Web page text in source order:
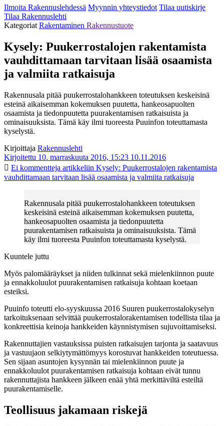
Ilmoita Rakennuslehdessä Myynnin yhteystiedot Tilaa uutiskirje
Tilaa Rakennuslehti
Kategoriat Rakentaminen Rakennustuote
Kysely: Puukerrostalojen rakentamista
vauhdittamaan tarvitaan lisää osaamista
ja valmiita ratkaisuja
Rakennusala pitää puukerrostalohankkeen toteutuksen keskeisinä
esteinä aikaisemman kokemuksen puutetta, hankeosapuolten
osaamista ja tiedonpuutetta puurakentamisen ratkaisuista ja
ominaisuuksista. Tämä käy ilmi tuoreesta Puuinfon toteuttamasta
kyselystä.
Kirjoittaja Rakennuslehti
Kirjoitettu 10. marraskuuta 2016, 15:23 10.11.2016
Ei kommentteja artikkeliin Kysely: Puukerrostalojen rakentamista
vauhdittamaan tarvitaan lisää osaamista ja valmiita ratkaisuja
Rakennusala pitää puukerrostalohankkeen toteutuksen
keskeisinä esteinä aikaisemman kokemuksen puutetta,
hankeosapuolten osaamista ja tiedonpuutetta
puurakentamisen ratkaisuista ja ominaisuuksista. Tämä
käy ilmi tuoreesta Puuinfon toteuttamasta kyselystä.
Kuuntele juttu
Myös palomääräykset ja niiden tulkinnat sekä mielenkiinnon puute
ja ennakkoluulot puurakentamisen ratkaisuja kohtaan koetaan
esteiksi.
Puuinfo toteutti elo-syyskuussa 2016 Suuren puukerrostalokyselyn
tarkoituksenaan selvittää puukerrostalorakentamisen todellista tilaa ja
konkreettisia keinoja hankkeiden käynnistymisen sujuvoittamiseksi.
Rakennuttajien vastauksissa puisten ratkaisujen tarjonta ja saatavuus
ja vastuujaon selkiytymättömyys korostuvat hankkeiden toteutuessa.
Sen sijaan asuntojen kysynnän tai mielenkiinnon puute ja
ennakkoluulot puurakentamisen ratkaisuja kohtaan eivät tunnu
rakennuttajista hankkeen jälkeen enää yhtä merkittäviltä esteiltä
puurakentamiselle.
Teollisuus jakamaan riskejä